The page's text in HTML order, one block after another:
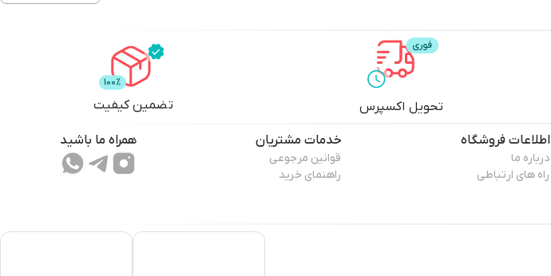
تحویل اکسپرس تضمین کیفیت
اطلاعات فروشگاه
درباره ما
راه های ارتباطی
خدمات مشتریان
قوانین مرجوعی
راهنمای خرید
همراه ما باشید